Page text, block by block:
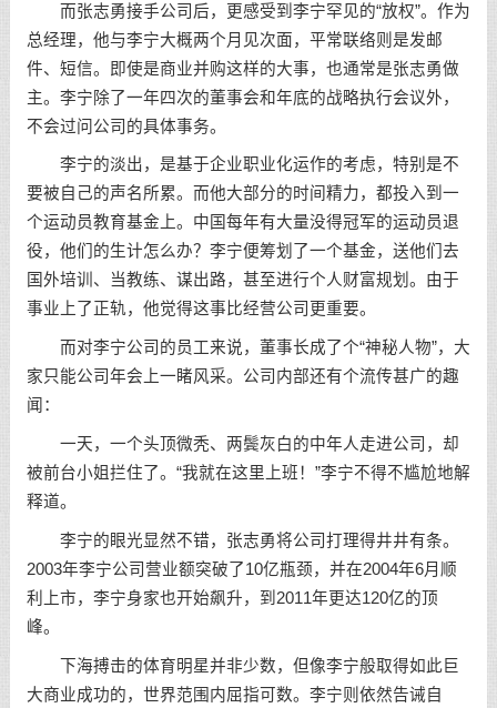
而张志勇接手公司后，更感受到李宁罕见的“放权”。作为
总经理，他与李宁大概两个月见次面，平常联络则是发邮
件、短信。即使是商业并购这样的大事，也通常是张志勇做
主。李宁除了一年四次的董事会和年底的战略执行会议外，
不会过问公司的具体事务。
李宁的淡出，是基于企业职业化运作的考虑，特别是不
要被自己的声名所累。而他大部分的时间精力，都投入到一
个运动员教育基金上。中国每年有大量没得冠军的运动员退
役，他们的生计怎么办？李宁便筹划了一个基金，送他们去
国外培训、当教练、谋出路，甚至进行个人财富规划。由于
事业上了正轨，他觉得这事比经营公司更重要。
而对李宁公司的员工来说，董事长成了个“神秘人物”，大
家只能公司年会上一睹风采。公司内部还有个流传甚广的趣
闻：
一天，一个头顶微秃、两鬓灰白的中年人走进公司，却
被前台小姐拦住了。“我就在这里上班！”李宁不得不尴尬地解
释道。
李宁的眼光显然不错，张志勇将公司打理得井井有条。
2003年李宁公司营业额突破了10亿瓶颈，并在2004年6月顺
利上市，李宁身家也开始飙升，到2011年更达120亿的顶
峰。
下海搏击的体育明星并非少数，但像李宁般取得如此巨
大商业成功的，世界范围内屈指可数。李宁则依然告诫自